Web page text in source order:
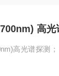
高光
高光谱探测